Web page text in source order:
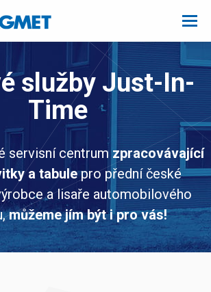
služby Just-In-
Time
servisní centrum zpracovávající
a tabulepro přední české
a lisaře automobilového
můžeme jím být i pro vás!